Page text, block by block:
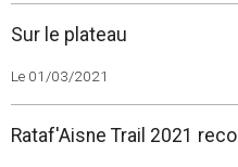
Sur le plateau
Le 01/03/2021
Rataf'Aisne Trail 2021 reco